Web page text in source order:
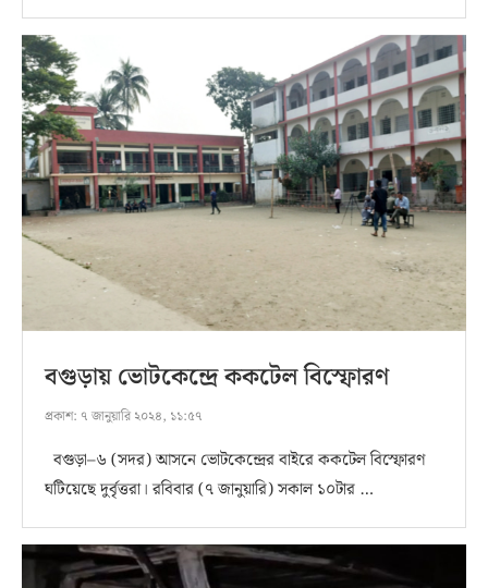
বগুড়ায় ভোটকেন্দ্রে ককটেল বিস্ফোরণ
প্রকাশ: ৭ জানুয়ারি ২০২৪, ১১:৫৭
বগুড়া–৬ (সদর) আসনে ভোটকেন্দ্রের বাইরে ককটেল বিস্ফোরণ
ঘটিয়েছে দুর্বৃত্তরা। রবিবার (৭ জানুয়ারি) সকাল ১০টার …